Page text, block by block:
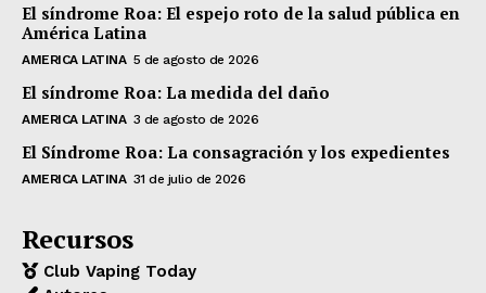
El síndrome Roa: El espejo roto de la salud pública en
América Latina
AMERICA LATINA 5 de agosto de 2026
El síndrome Roa: La medida del daño
AMERICA LATINA 3 de agosto de 2026
El Síndrome Roa: La consagración y los expedientes
AMERICA LATINA 31 de julio de 2026
Recursos
Club Vaping Today